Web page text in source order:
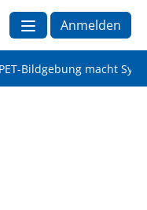
Anmelden
PET-Bildgebung macht